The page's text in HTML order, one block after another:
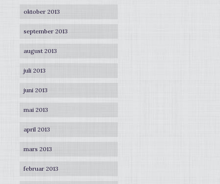
oktober 2013
september 2013
august 2013
juli 2013
juni 2013
mai 2013
april 2013
mars 2013
februar 2013